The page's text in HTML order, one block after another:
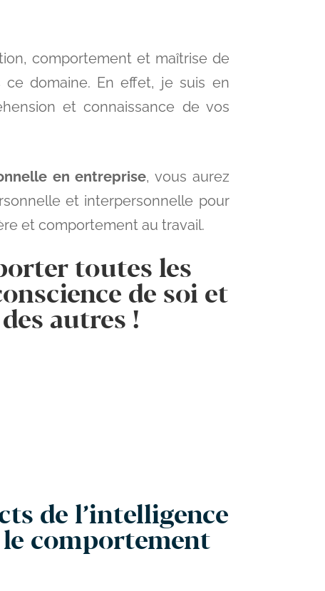
comportement et maîtrise de
ce domaine. En effet, je suis en
et connaissance de vos
en entreprise, vous aurez
et interpersonnelle pour
et comportement au travail.
toutes les
de soi et
autres !
de l’intelligence
comportement